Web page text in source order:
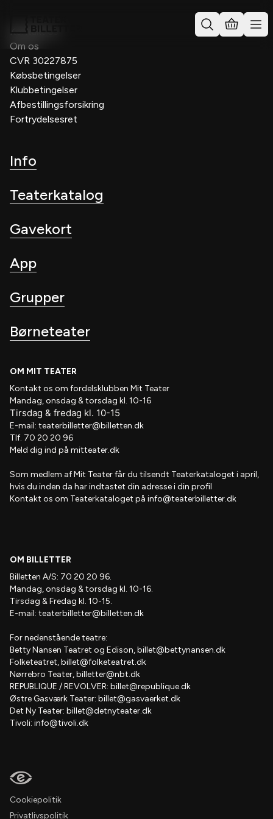
Kontakt os
Om os
CVR 30227875
Købsbetingelser
Klubbetingelser
Afbestillingsforsikring
Fortrydelsesret
Info
Teaterkatalog
Gavekort
App
Grupper
Børneteater
OM MIT TEATER
Kontakt os om fordelsklubben Mit Teater
Mandag, onsdag & torsdag kl. 10-16
Tirsdag & fredag kl. 10-15
E-mail: teaterbilletter@billetten.dk
Tlf. 70 20 20 96
Meld dig ind på mitteater.dk
Som medlem afMit Teaterfår du tilsendt Teaterkataloget i april,
hvis du inden da har indtastet din adresse i din profil
Kontakt os om Teaterkataloget på info@teaterbilletter.dk
OM BILLETTER
Billetten A/S: 70 20 20 96.
Mandag, onsdag & torsdag kl. 10-16.
Tirsdag & Fredag kl. 10-15.
E-mail: teaterbilletter@billetten.dk
For nedenstående teatre:
Betty Nansen Teatret og Edison,billet@bettynansen.dk
Folketeatret,billet@folketeatret.dk
Nørrebro Teater,billetter@nbt.dk
REPUBLIQUE / REVOLVER: billet@republique.dk
Østre Gasværk Teater: billet@gasvaerket.dk
Det Ny Teater: billet@detnyteater.dk
Tivoli: info@tivoli.dk
Cookiepolitik
Privatlivspolitik